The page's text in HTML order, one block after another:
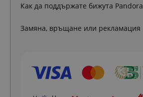
Как да поддържате бижута Pandora
Замяна, връщане или рекламация